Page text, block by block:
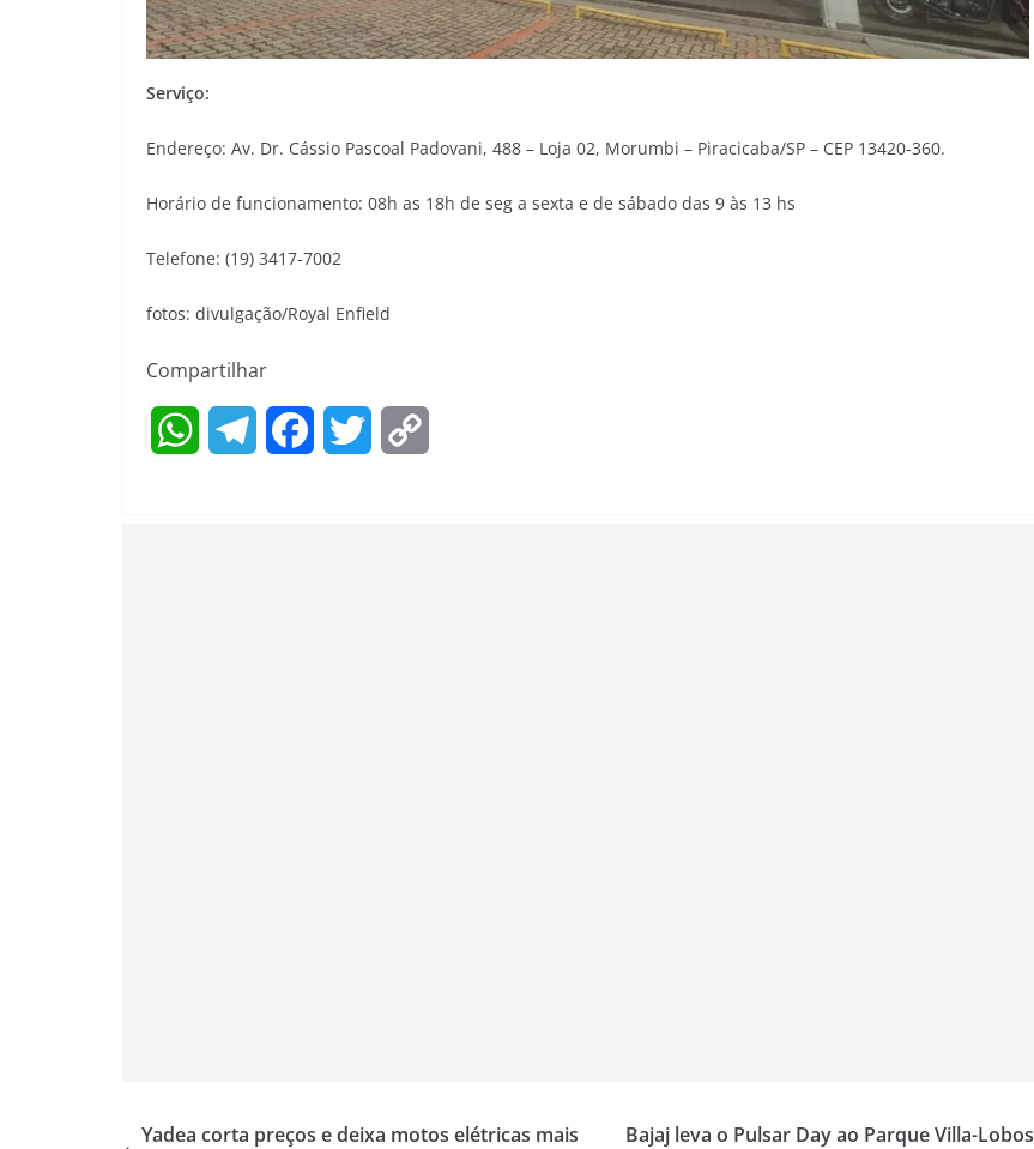
Serviço:
Endereço: Av. Dr. Cássio Pascoal Padovani, 488 – Loja 02, Morumbi – Piracicaba/SP – CEP 13420-360.
Horário de funcionamento: 08h as 18h de seg a sexta e de sábado das 9 às 13 hs
Telefone: (19) 3417-7002
fotos: divulgação/Royal Enfield
Compartilhar
W
Yadea corta preços e deixa motos elétricas mais
Bajaj leva o Pulsar Day ao Parque Villa-Lobos